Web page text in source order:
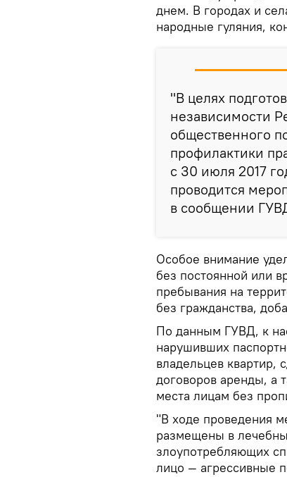
днем. В городах и
народные гуляния,
"В целях
независимости
общественного
профилактики
с 30 июля 2017
проводится
в сообщении
Особое внимание
без постоянной или
пребывания на
без гражданства,
По данным ГУВД, к
нарушивших
владельцев
договоров аренды, а
места лицам без
"В ходе проведения
размещены в
злоупотребляющих
лицо — агрессивные